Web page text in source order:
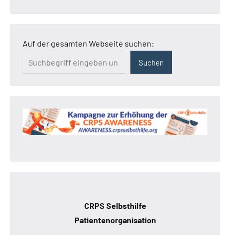
Auf der gesamten Webseite suchen:
Suchen
CRPS Selbsthilfe
Patientenorganisation